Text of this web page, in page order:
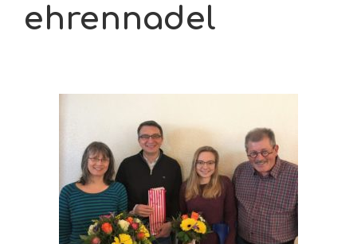
ehrennadel